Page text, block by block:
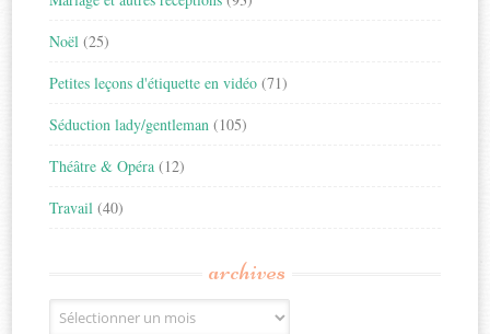
Noël (25)
Petites leçons d'étiquette en vidéo (71)
Séduction lady/gentleman (105)
Théâtre & Opéra (12)
Travail (40)
archives
Archives